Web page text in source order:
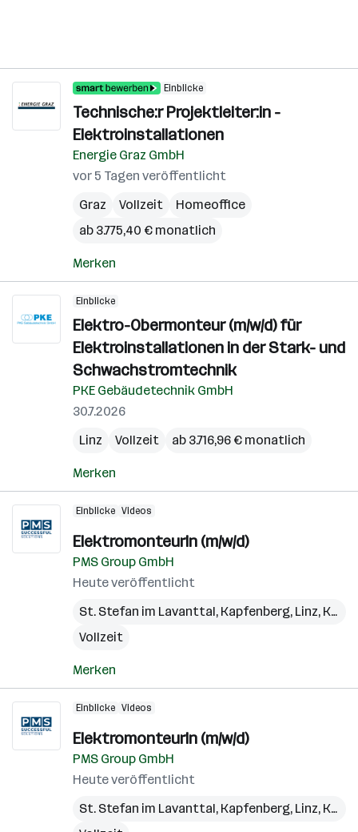
Einblicke
Technische:r Projektleiter:in -
Elektroinstallationen
Energie Graz GmbH
vor 5 Tagen veröffentlicht
Graz
Vollzeit
Homeoffice
ab 3.775,40 € monatlich
Merken
Einblicke
Elektro-Obermonteur (m/w/d) für
Elektroinstallationen in der Stark- und
Schwachstromtechnik
PKE Gebäudetechnik GmbH
30.7.2026
Linz
Vollzeit ab 3.716,96 € monatlich
Merken
Einblicke Videos
ElektromonteurIn (m/w/d)
PMS Group GmbH
Heute veröffentlicht
St. Stefan im Lavanttal, Kapfenberg, Linz, Kundl
Vollzeit
Merken
Einblicke Videos
ElektromonteurIn (m/w/d)
PMS Group GmbH
Heute veröffentlicht
St. Stefan im Lavanttal, Kapfenberg, Linz, Kundl